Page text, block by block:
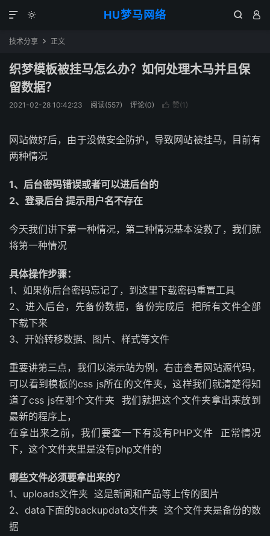
HU梦马网络
  

技术分享  正文
织梦模板被挂马怎么办？如何处理木马并且保
留数据？
2021-02-28 10:42:23 阅读(557) 评论(0)  赞(1 )
网站做好后，由于没做安全防护，导致网站被挂马，目前有
两种情况
1、后台密码错误或者可以进后台的
2、登录后台 提示用户名不存在
今天我们讲下第一种情况，第二种情况基本没救了，我们就
将第一种情况
具体操作步骤：
1、如果你后台密码忘记了，到这里下载密码重置工具
2、进入后台，先备份数据，备份完成后 把所有文件全部
下载下来
3、开始转移数据、图片、样式等文件
重要讲第三点，我们以演示站为例，右击查看网站源代码，
可以看到模板的css js所在的文件夹，这样我们就清楚得知
道了css js在哪个文件夹 我们就把这个文件夹拿出来放到
最新的程序上，
在拿出来之前，我们要查一下有没有PHP文件 正常情况
下，这个文件夹里是没有php文件的
哪些文件必须要拿出来的？
1、uploads文件夹 这是新闻和产品等上传的图片
2、data下面的backupdata文件夹 这个文件夹是备份的数
据